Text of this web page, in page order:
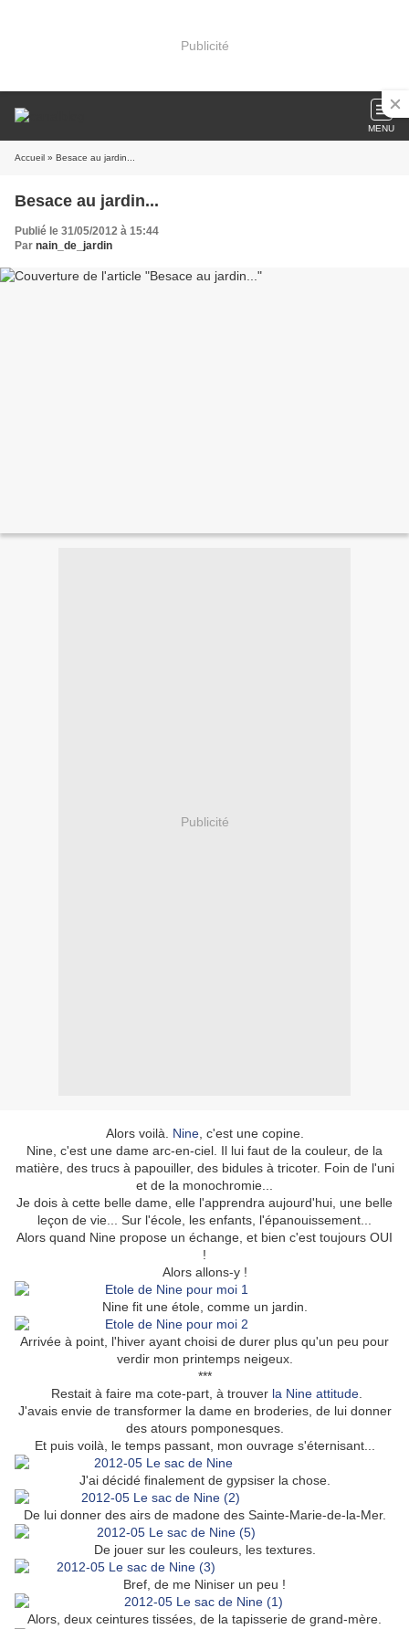
Publicité
MENU
Accueil » Besace au jardin...
Besace au jardin...
Publié le 31/05/2012 à 15:44
Par nain_de_jardin
Publicité
Alors voilà. Nine, c'est une copine.
Nine, c'est une dame arc-en-ciel. Il lui faut de la couleur, de la
matière, des trucs à papouiller, des bidules à tricoter. Foin de l'uni
et de la monochromie...
Je dois à cette belle dame, elle l'apprendra aujourd'hui, une belle
leçon de vie... Sur l'école, les enfants, l'épanouissement...
Alors quand Nine propose un échange, et bien c'est toujours OUI
!
Alors allons-y !
Nine fit une étole, comme un jardin.
Arrivée à point, l'hiver ayant choisi de durer plus qu'un peu pour
verdir mon printemps neigeux.
***
Restait à faire ma cote-part, à trouver la Nine attitude.
J'avais envie de transformer la dame en broderies, de lui donner
des atours pomponesques.
Et puis voilà, le temps passant, mon ouvrage s'éternisant...
J'ai décidé finalement de gypsiser la chose.
De lui donner des airs de madone des Sainte-Marie-de-la-Mer.
De jouer sur les couleurs, les textures.
Bref, de me Niniser un peu !
Alors, deux ceintures tissées, de la tapisserie de grand-mère.